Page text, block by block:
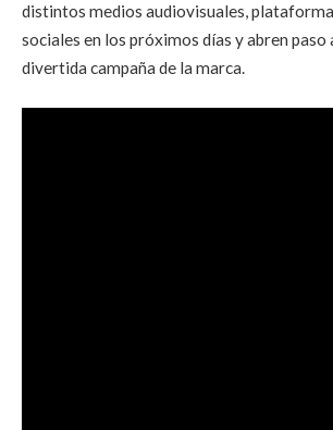
distintos medios audiovisuales,
sociales en los próximos días y abren paso
divertida campaña de la marca.